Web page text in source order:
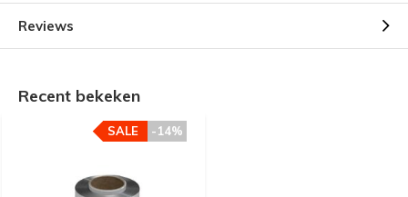
Reviews
Recent bekeken
-14%
SALE